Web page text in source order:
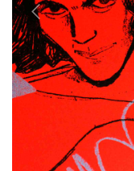
Previous